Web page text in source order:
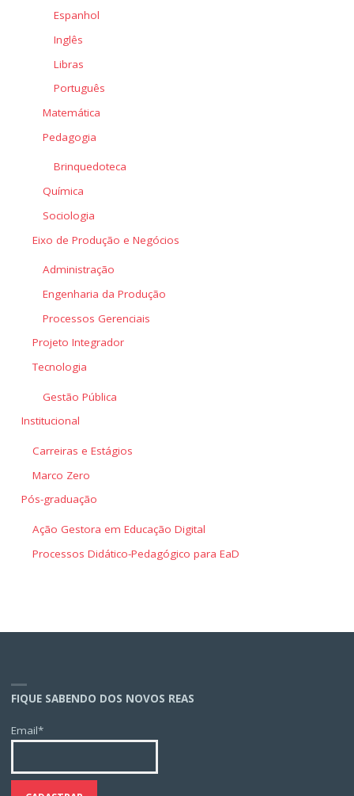
Espanhol
Inglês
Libras
Português
Matemática
Pedagogia
Brinquedoteca
Química
Sociologia
Eixo de Produção e Negócios
Administração
Engenharia da Produção
Processos Gerenciais
Projeto Integrador
Tecnologia
Gestão Pública
Institucional
Carreiras e Estágios
Marco Zero
Pós-graduação
Ação Gestora em Educação Digital
Processos Didático-Pedagógico para EaD
FIQUE SABENDO DOS NOVOS REAS
Email*